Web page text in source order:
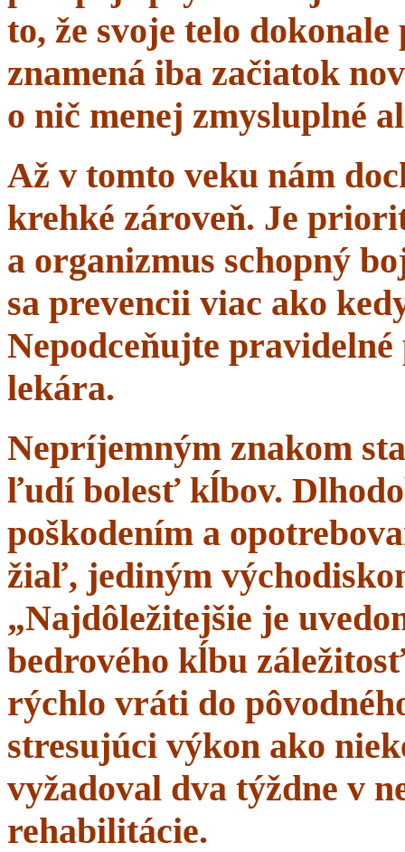
to, že svoje telo dokonale
znamená iba začiatok
o nič menej zmysluplné
Až v tomto veku nám
krehké zároveň. Je
a organizmus schopný
sa prevencii viac ako
Nepodceňujte
lekára.
Nepríjemným znakom
ľudí bolesť kĺbov.
poškodením a
žiaľ, jediným
„Najdôležitejšie je
bedrového kĺbu
rýchlo vráti do
stresujúci výkon ako
vyžadoval dva týždne v
rehabilitácie.